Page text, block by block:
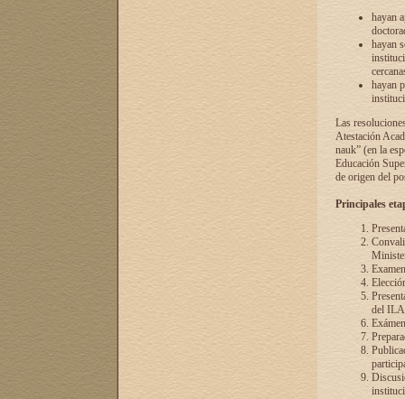
hayan
hayan
hayan
Las
Atestación
nauk” (en la
Educación
de origen del
Principales
del